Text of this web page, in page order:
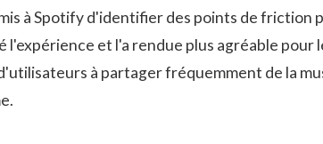
à Spotify d'identifier des points de friction
et l'a rendue plus agréable
à partager fréquemment de la